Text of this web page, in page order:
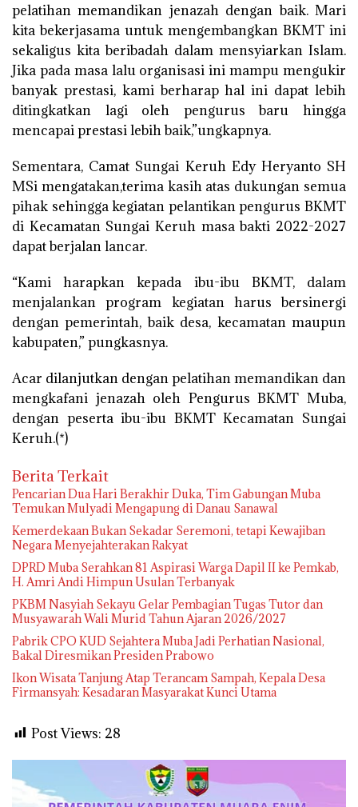
pelatihan memandikan jenazah dengan baik. Mari
kita bekerjasama untuk mengembangkan BKMT ini
sekaligus kita beribadah dalam mensyiarkan Islam.
Jika pada masa lalu organisasi ini mampu mengukir
banyak prestasi, kami berharap hal ini dapat lebih
ditingkatkan lagi oleh pengurus baru hingga
mencapai prestasi lebih baik,”ungkapnya.
Sementara, Camat Sungai Keruh Edy Heryanto SH
MSi mengatakan,terima kasih atas dukungan semua
pihak sehingga kegiatan pelantikan pengurus BKMT
di Kecamatan Sungai Keruh masa bakti 2022-2027
dapat berjalan lancar.
“Kami harapkan kepada ibu-ibu BKMT, dalam
menjalankan program kegiatan harus bersinergi
dengan pemerintah, baik desa, kecamatan maupun
kabupaten,” pungkasnya.
Acar dilanjutkan dengan pelatihan memandikan dan
mengkafani jenazah oleh Pengurus BKMT Muba,
dengan peserta ibu-ibu BKMT Kecamatan Sungai
Keruh.(*)
Berita Terkait
Pencarian Dua Hari Berakhir Duka, Tim Gabungan Muba
Temukan Mulyadi Mengapung di Danau Sanawal
Kemerdekaan Bukan Sekadar Seremoni, tetapi Kewajiban
Negara Menyejahterakan Rakyat
DPRD Muba Serahkan 81 Aspirasi Warga Dapil II ke Pemkab,
H. Amri Andi Himpun Usulan Terbanyak
PKBM Nasyiah Sekayu Gelar Pembagian Tugas Tutor dan
Musyawarah Wali Murid Tahun Ajaran 2026/2027
Pabrik CPO KUD Sejahtera Muba Jadi Perhatian Nasional,
Bakal Diresmikan Presiden Prabowo
Ikon Wisata Tanjung Atap Terancam Sampah, Kepala Desa
Firmansyah: Kesadaran Masyarakat Kunci Utama
Post Views: 28